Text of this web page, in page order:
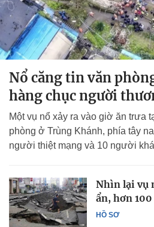
Nổ căng tin văn
hàng chục người
Một vụ nổ xảy ra vào giờ ăn trưa
phòng ở Trùng Khánh, phía tây
người thiệt mạng và 10 người
HỒ SƠ
Nhìn lại vụ
ẩn, hơn